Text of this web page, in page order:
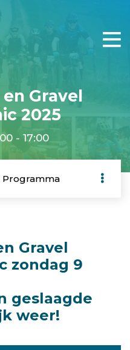
Gravel
2025
- 17:00
Programma
Gravel
zondag 9
geslaagde
weer!